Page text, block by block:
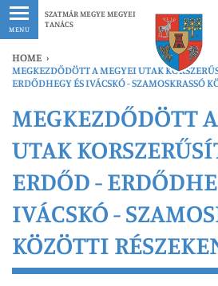
MENU
SZATMÁR MEGYE MEGYEI
TANÁCS
Legfrissebb Bármikor
HOME ›
MEGKEZDŐDÖTT A MEGYEI UTAK
ERDŐDHEGY ÉS IVÁCSKÓ - SZAMOSKRASSÓ
MEGKEZDŐDÖTT
UTAK
ERDŐD -
IVÁCSKÓ -
KÖZÖTTI